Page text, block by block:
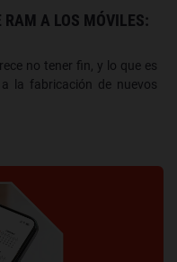
RAM A LOS MÓVILES:
no tener fin, y lo que es
la fabricación de nuevos